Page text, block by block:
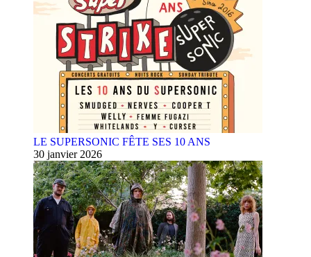
LE SUPERSONIC FÊTE SES 10 ANS
30 janvier 2026